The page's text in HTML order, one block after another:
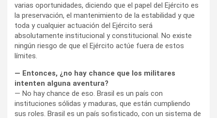
varias oportunidades, diciendo que el papel del Ejército es
la preservación, el mantenimiento de la estabilidad y que
toda y cualquier actuación del Ejército será
absolutamente institucional y constitucional. No existe
ningún riesgo de que el Ejército actúe fuera de estos
límites.
— Entonces, ¿no hay chance que los militares
intenten alguna aventura?
— No hay chance de eso. Brasil es un país con
instituciones sólidas y maduras, que están cumpliendo
sus roles. Brasil es un país sofisticado, con un sistema de